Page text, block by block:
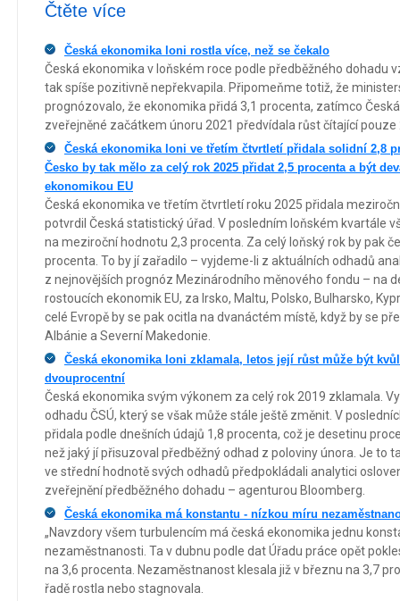
Čtěte více
Česká ekonomika loni rostla více, než se čekalo
Česká ekonomika v loňském roce podle předběžného dohadu
tak spíše pozitivně nepřekvapila. Připomeňme totiž, že
prognózovalo, že ekonomika přidá 3,1 procenta, zatímco
zveřejněné začátkem únoru 2021 předvídala růst čítající pouze
Česká ekonomika loni ve třetím čtvrtletí přidala solidní 2,8
Česko by tak mělo za celý rok 2025 přidat 2,5 procenta a být
ekonomikou EU
Česká ekonomika ve třetím čtvrtletí roku 2025 přidala
potvrdil Česká statistický úřad. V posledním loňském kvartále
na meziroční hodnotu 2,3 procenta. Za celý loňský rok by pak
procenta. To by jí zařadilo – vyjdeme-li z aktuálních odhadů
z nejnovějších prognóz Mezinárodního měnového fondu – na
rostoucích ekonomik EU, za Irsko, Maltu, Polsko, Bulharsko,
celé Evropě by se pak ocitla na dvanáctém místě, když by se
Albánie a Severní Makedonie.
Česká ekonomika loni zklamala, letos její růst může být
dvouprocentní
Česká ekonomika svým výkonem za celý rok 2019 zklamala.
odhadu ČSÚ, který se však může stále ještě změnit. V
přidala podle dnešních údajů 1,8 procenta, což je desetinu
než jaký jí přisuzoval předběžný odhad z poloviny února. Je to
ve střední hodnotě svých odhadů předpokládali analytici
zveřejnění předběžného dohadu – agenturou Bloomberg.
Česká ekonomika má konstantu - nízkou míru
„Navzdory všem turbulencím má česká ekonomika jednu
nezaměstnanosti. Ta v dubnu podle dat Úřadu práce opět
na 3,6 procenta. Nezaměstnanost klesala již v březnu na 3,7
řadě rostla nebo stagnovala.